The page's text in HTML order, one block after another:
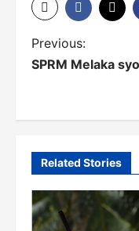
P
o
n
a
v
Previous:
SPRM Melaka
Related Stories